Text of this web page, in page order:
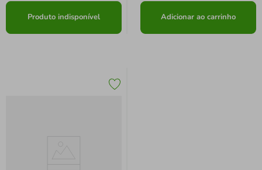
Produto indisponível Adicionar ao carrinho